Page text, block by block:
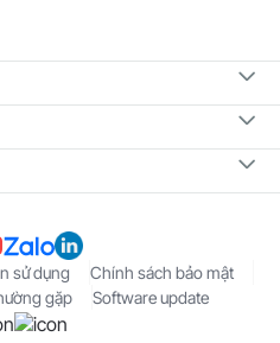
sử dụng
Chính sách bảo mật
gặp Software update